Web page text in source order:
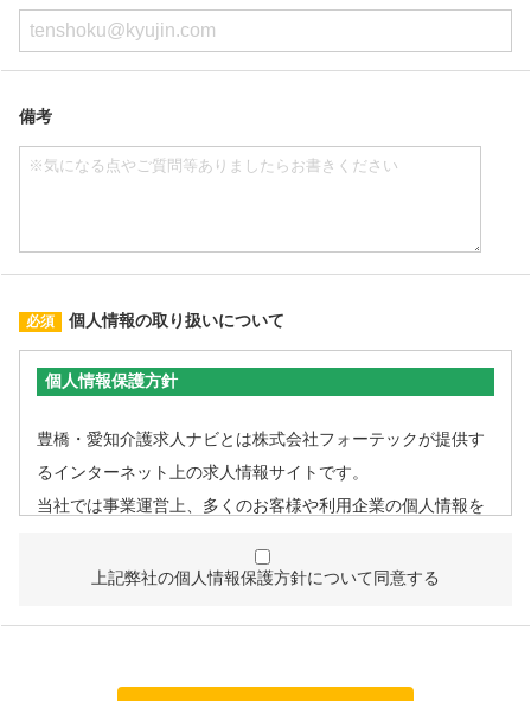
備考
個人情報の取り扱いについて
個人情報保護方針
豊橋・愛知介護求人ナビとは株式会社フォーテックが提供す
るインターネット上の求人情報サイトです。
当社では事業運営上、多くのお客様や利用企業の個人情報を
して責任ある対応を実現するものとします。
上記弊社の個人情報保護方針について同意する